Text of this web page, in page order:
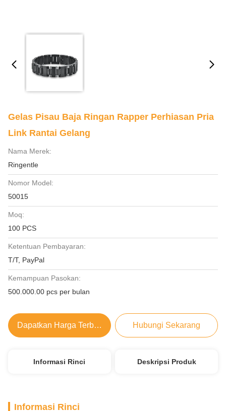
Gelas Pisau Baja Ringan Rapper Perhiasan Pria
Link Rantai Gelang
Nama Merek:
Ringentle
Nomor Model:
50015
Moq:
100 PCS
Ketentuan Pembayaran:
T/T, PayPal
Kemampuan Pasokan:
500.000.00 pcs per bulan
Dapatkan Harga Terbaik Hubungi Sekarang
Informasi Rinci Deskripsi Produk
Informasi Rinci